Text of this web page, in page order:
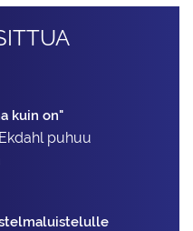
kuin on"
puhuu